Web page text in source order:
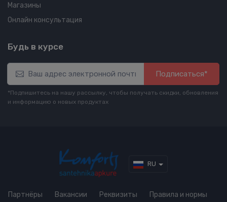
Магазины
Онлайн консультация
Будь в курсе
Подписаться*
*Подпишитесь на нашу рассылку, чтобы получать скидки, обновления
и информацию о новых продуктах
RU
Партнёры Вакансии Реквизиты Правила и нормы